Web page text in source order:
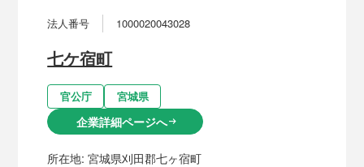
法人番号 1000020043028
七ケ宿町
官公庁 宮城県
企業詳細ページへarrow_right_alt
所在地:宮城県刈田郡七ヶ宿町